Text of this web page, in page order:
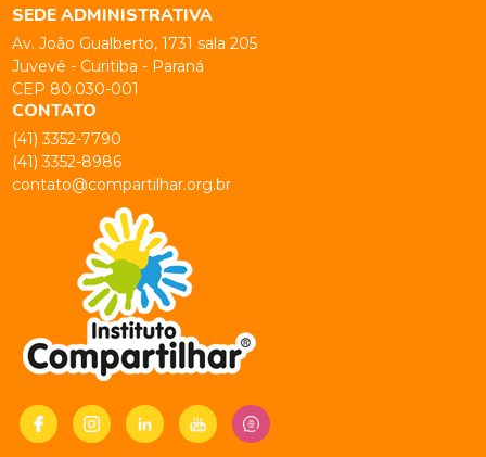
SEDE ADMINISTRATIVA
Av. João Gualberto, 1731 sala 205
Juvevê - Curitiba - Paraná
CEP 80.030-001
CONTATO
(41) 3352-7790
(41) 3352-8986
contato@compartilhar.org.br